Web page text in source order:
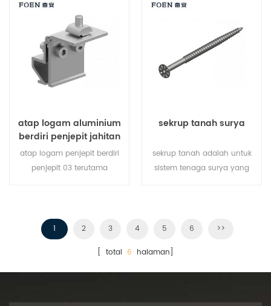
energi hijau yang dapat
disesuaikan yang
menyediakan kebutuhan
daya seluruh gedung.
matahari, diperbaiki pada
memperbaiki rel.
atap logam aluminium
berdiri penjepit jahitan
atap logam penjepit berdiri
penjepit 03 terutama
jahitan atap untuk
memperbaiki rel.
sekrup tanah surya
sekrup tanah adalah untuk
sistem tenaga surya yang
1
2 3 4 5 6 >>
[ total 6 halaman]